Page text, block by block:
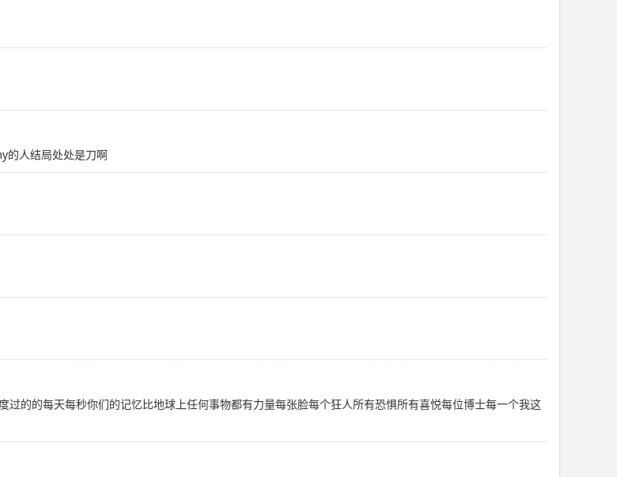
的人结局处处是刀啊
的的每天每秒你们的记忆比地球上任何事物都有力量每张脸每个狂人所有恐惧所有喜悦每位博士每一个我这